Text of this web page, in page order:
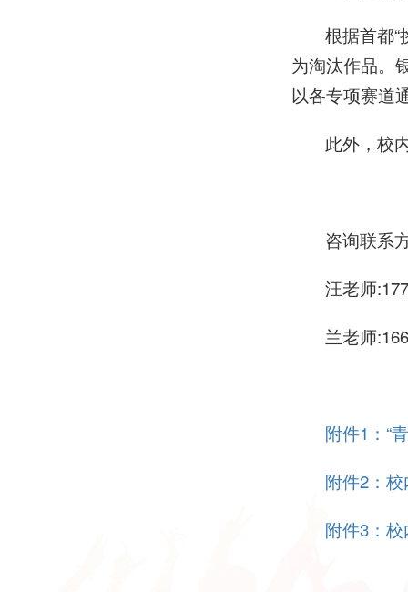
根据首都
为淘汰作品。
以各专项赛道
此外，校
咨询联系
汪老师
兰老师
附件1：“
附件2：
附件3：